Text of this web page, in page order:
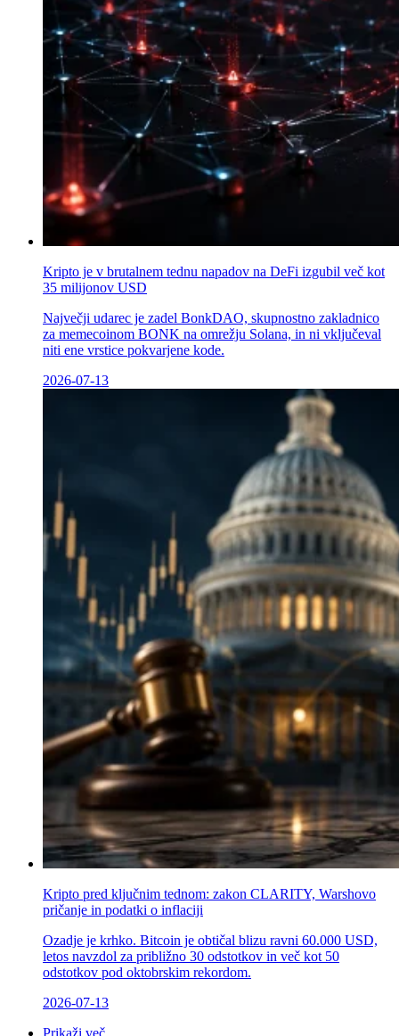
Kripto je v brutalnem tednu napadov na DeFi izgubil več kot
35 milijonov USD
Največji udarec je zadel BonkDAO, skupnostno zakladnico
za memecoinom BONK na omrežju Solana, in ni vključeval
niti ene vrstice pokvarjene kode.
2026-07-13
Kripto pred ključnim tednom: zakon CLARITY, Warshovo
pričanje in podatki o inflaciji
Ozadje je krhko. Bitcoin je obtičal blizu ravni 60.000 USD,
letos navzdol za približno 30 odstotkov in več kot 50
odstotkov pod oktobrskim rekordom.
2026-07-13